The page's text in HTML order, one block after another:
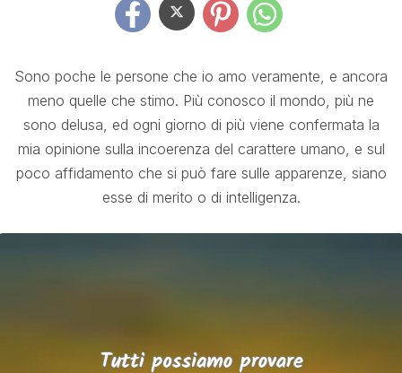
Sono poche le persone che io amo veramente, e ancora
meno quelle che stimo. Più conosco il mondo, più ne
sono delusa, ed ogni giorno di più viene confermata la
mia opinione sulla incoerenza del carattere umano, e sul
poco affidamento che si può fare sulle apparenze, siano
esse di merito o di intelligenza.